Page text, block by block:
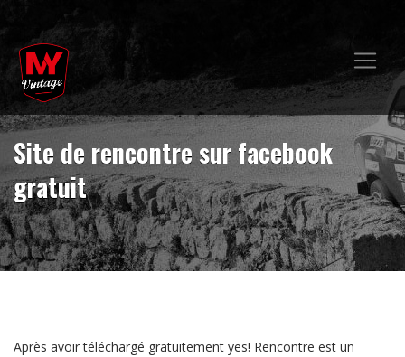
Site de rencontre sur facebook
gratuit
Après avoir téléchargé gratuitement yes! Rencontre est un